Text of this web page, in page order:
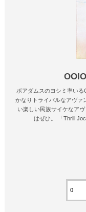
ボアダムスのヨシミ率い
かなりトライバルなアヴァ
い楽しい民族サイケなア
はぜひ。 「Thrill